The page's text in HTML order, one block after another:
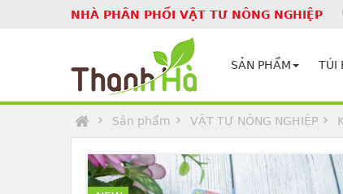
NHÀ PHÂN PHỐI VẬT TƯ NÔNG NGHIỆP
SẢN PHẨM TÚI
Sản phẩm VẬT TƯ NÔNG NGHIỆP